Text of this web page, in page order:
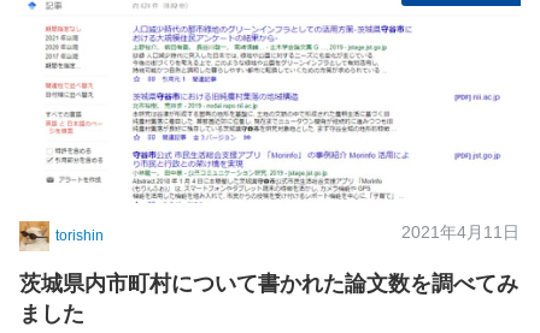
torishin 2021年4月11日
茨城県内市町村について書かれた論文数を調べてみ
ました